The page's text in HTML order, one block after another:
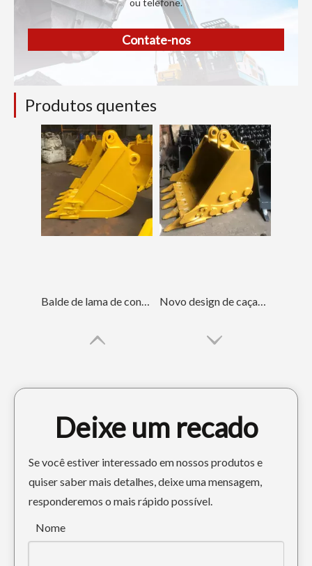
ou telefone.
Contate-nos
Produtos quentes
Balde de lama de construção vermelha durável PC200 Novo design de caçamba grande para serviço pesado PC120
Caçamba pesada pequena de grande capacidade para escavadeiras PC70
Deixe um recado
Se você estiver interessado em nossos produtos e
quiser saber mais detalhes, deixe uma mensagem,
responderemos o mais rápido possível.
Nome